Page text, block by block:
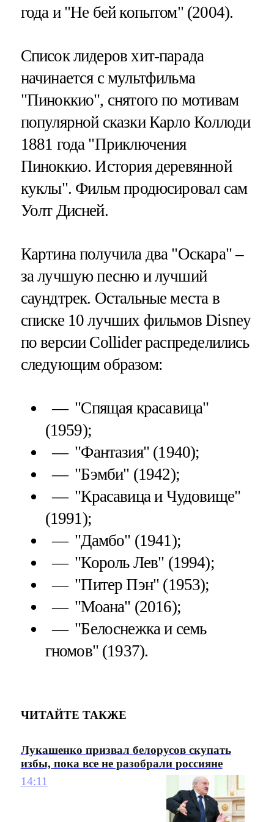
года и "Не бей копытом" (2004).
Список лидеров хит-парада
начинается с мультфильма
"Пиноккио", снятого по мотивам
популярной сказки Карло Коллоди
1881 года "Приключения
Пиноккио. История деревянной
куклы". Фильм продюсировал сам
Уолт Дисней.
Картина получила два "Оскара" –
за лучшую песню и лучший
саундтрек. Остальные места в
списке 10 лучших фильмов Disney
по версии Collider распределились
следующим образом:
"Спящая красавица"
(1959);
"Фантазия" (1940);
"Бэмби" (1942);
"Красавица и Чудовище"
(1991);
"Дамбо" (1941);
"Король Лев" (1994);
"Питер Пэн" (1953);
"Моана" (2016);
"Белоснежка и семь
гномов" (1937).
ЧИТАЙТЕ ТАКЖЕ
Лукашенко призвал белорусов скупать
избы, пока все не разобрали россияне
14:11